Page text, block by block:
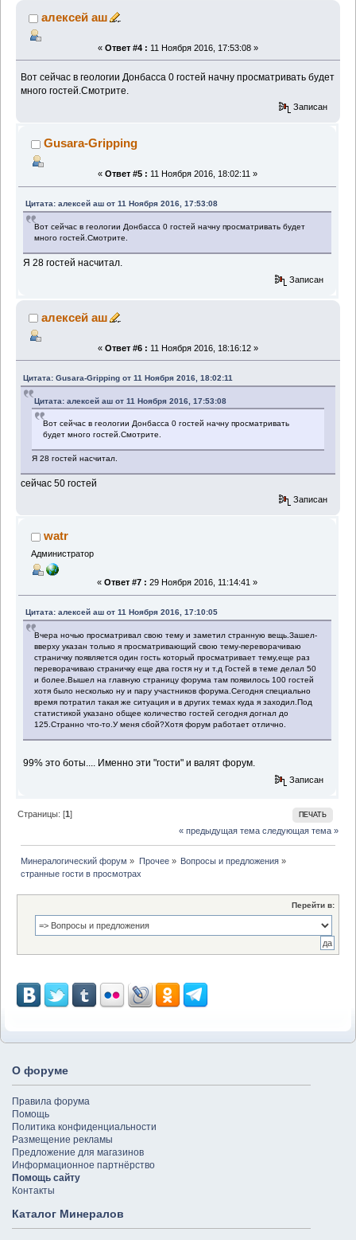
алексей аш
« Ответ #4 : 11 Ноября 2016, 17:53:08 »
Вот сейчас в геологии Донбасса 0 гостей начну просматривать будет
много гостей.Смотрите.
Записан
Gusara-Gripping
« Ответ #5 : 11 Ноября 2016, 18:02:11 »
Цитата: алексей аш от 11 Ноября 2016, 17:53:08
Вот сейчас в геологии Донбасса 0 гостей начну просматривать будет
много гостей.Смотрите.
Я 28 гостей насчитал.
Записан
алексей аш
« Ответ #6 : 11 Ноября 2016, 18:16:12 »
Цитата: Gusara-Gripping от 11 Ноября 2016, 18:02:11
Цитата: алексей аш от 11 Ноября 2016, 17:53:08
Вот сейчас в геологии Донбасса 0 гостей начну просматривать
будет много гостей.Смотрите.
Я 28 гостей насчитал.
сейчас 50 гостей
Записан
watr
Администратор
« Ответ #7 : 29 Ноября 2016, 11:14:41 »
Цитата: алексей аш от 11 Ноября 2016, 17:10:05
Вчера ночью просматривал свою тему и заметил странную вещь.Зашел-
вверху указан только я просматривающий свою тему-переворачиваю
страничку появляется один гость который просматривает тему,еще раз
переворачиваю страничку еще два гостя ну и т.д Гостей в теме делал 50
и более.Вышел на главную страницу форума там появилось 100 гостей
хотя было несколько ну и пару участников форума.Сегодня специально
время потратил такая же ситуация и в других темах куда я заходил.Под
статистикой указано общее количество гостей сегодня догнал до
125.Cтранно что-то.У меня сбой?Хотя форум работает отлично.
99% это боты.... Именно эти "гости" и валят форум.
Записан
ПЕЧАТЬ
Страницы: [1]
« предыдущая тема следующая тема »
Минералогический форум » Прочее» Вопросы и предложения»
странные гости в просмотрах
Перейти в:
О форуме
Правила форума
Помощь
Политика конфиденциальности
Размещение рекламы
Предложение для магазинов
Информационное партнёрство
Помощь сайту
Контакты
Каталог Минералов